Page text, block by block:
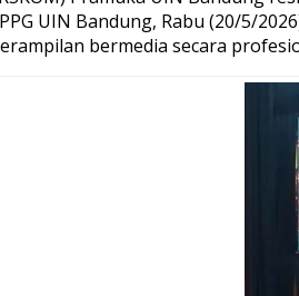
UIN Bandung, Rabu (20/5/
bermedia secara